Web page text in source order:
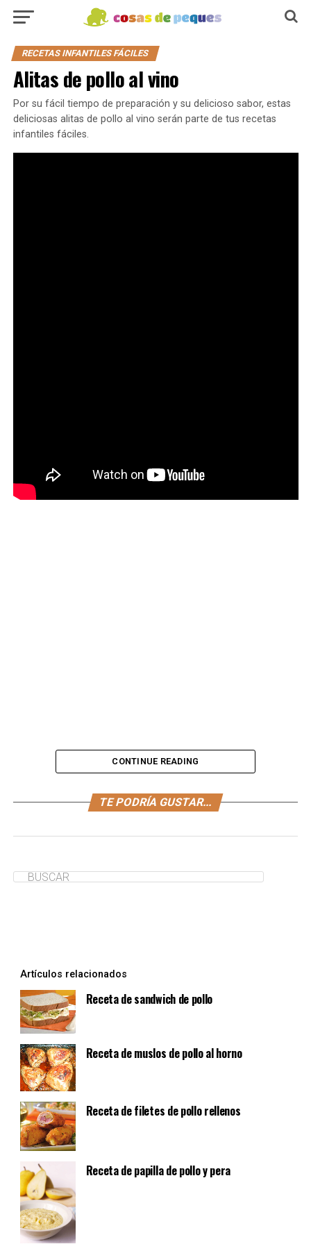
RECETAS INFANTILES FÁCILES
Alitas de pollo al vino
Por su fácil tiempo de preparación y su delicioso sabor, estas
deliciosas alitas de pollo al vino serán parte de tus recetas
infantiles fáciles.
Por su fácil tiempo de preparación y su delicioso sabor,
deliciosas alitas de pollo al vinoserán parte de
¿Te ha servido de ayuda?
CONTINUE READING
TE PODRÍA GUSTAR...
Artículos relacionados
Receta de sandwich de pollo
Receta de muslos de pollo al horno
Receta de filetes de pollo rellenos
Receta de papilla de pollo y pera